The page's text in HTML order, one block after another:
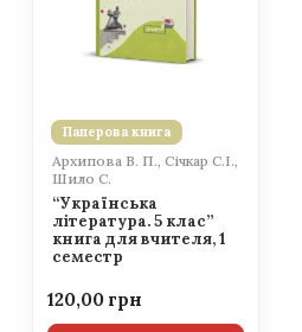
Паперова книга
Архипова В. П., Січкар С.І.,
Шило С.
“Українська
література. 5 клас”
книга для вчителя, 1
семестр
120,00